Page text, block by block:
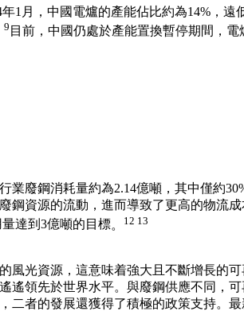
1月，中國電爐的產能佔比約為14%，遠
9 目前，中國仍處於產能置換暫停期間，
業廢鋼消耗量約為2.14億噸，其中僅約
鋼資源的流動，進而導致了更高的物流
達到3億噸的目標。 12 13
風光資源，這意味着強大且不斷增長的
遙領先於世界水平。與廢鋼供應不同，
二者的發展還獲得了積極的政策支持。最